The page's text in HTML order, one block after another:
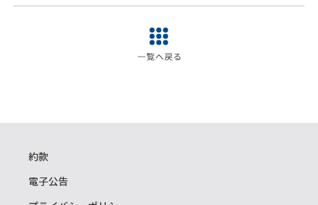
約款
電子公告